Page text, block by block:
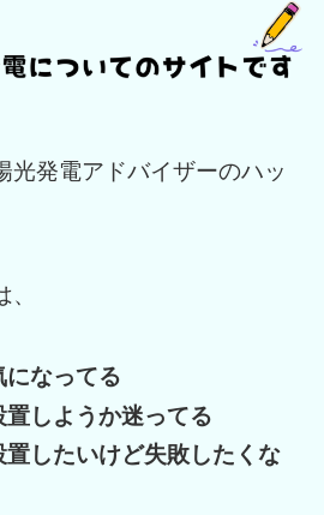
光発電アドバイザーのハッ
になってる
しようか迷ってる
置したいけど失敗したくな